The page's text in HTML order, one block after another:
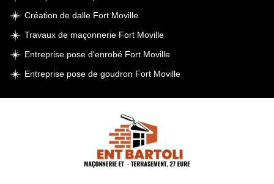
Création de dalle Fort Moville
Travaux de maçonnerie Fort Moville
Entreprise pose d'enrobé Fort Moville
Entreprise pose de goudron Fort Moville